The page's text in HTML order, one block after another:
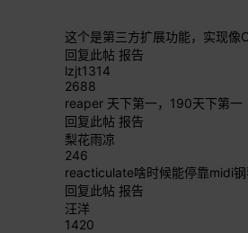
这个是第三方扩展功能，实现像
回复此帖 报告
lzjt1314
2688
reaper 天下第一，190天下第一
回复此帖 报告
梨花雨凉
246
reacticulate啥时候能停靠midi钢
回复此帖 报告
汪洋
1420